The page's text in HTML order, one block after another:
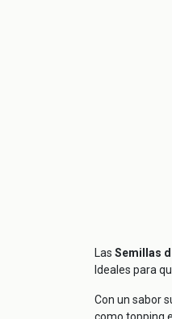
Las Semillas
Ideales para
Con un sabor